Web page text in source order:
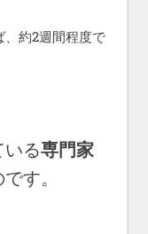
、約2週間程度で
る専門家
す。